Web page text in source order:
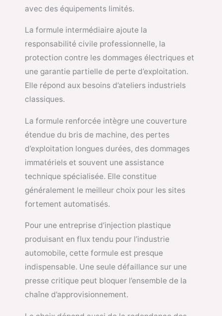
avec des équipements limités.
La formule intermédiaire ajoute la
responsabilité civile professionnelle, la
protection contre les dommages électriques et
une garantie partielle de perte d’exploitation.
Elle répond aux besoins d’ateliers industriels
classiques.
La formule renforcée intègre une couverture
étendue du bris de machine, des pertes
d’exploitation longues durées, des dommages
immatériels et souvent une assistance
technique spécialisée. Elle constitue
généralement le meilleur choix pour les sites
fortement automatisés.
Pour une entreprise d’injection plastique
produisant en flux tendu pour l’industrie
automobile, cette formule est presque
indispensable. Une seule défaillance sur une
presse critique peut bloquer l’ensemble de la
chaîne d’approvisionnement.